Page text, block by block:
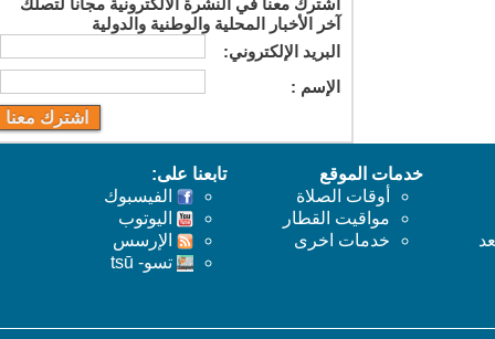
اشترك معنا في النشرة الالكترونية مجانا لتصلك
آخر الأخبار المحلية والوطنية والدولية
البريد اﻹلكتروني:
اﻹسم :
خدمات الموقع
أوقات الصلاة
مواقيت القطار
خدمات اخرى
تابعنا على:
الفيسبوك
اليوتوب
اﻹرسس
تسو- tsū